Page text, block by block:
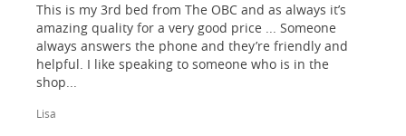
This is my 3rd bed from The OBC and as always it’s
amazing quality for a very good price ... Someone
always answers the phone and they’re friendly and
helpful. I like speaking to someone who is in the
shop...
Lisa